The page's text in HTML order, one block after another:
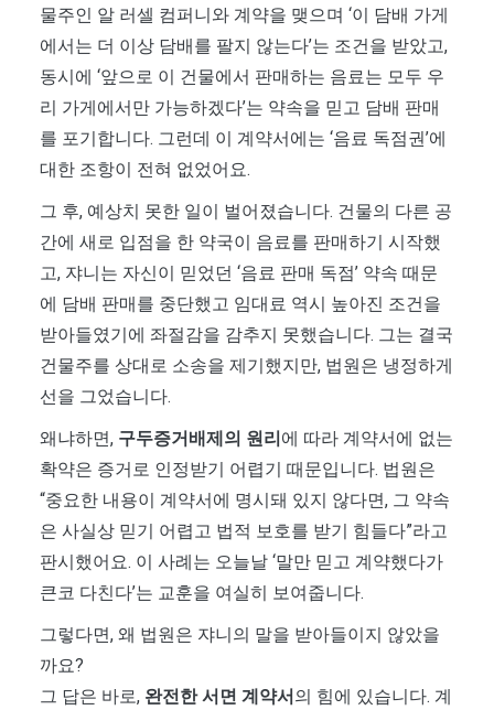
물주인 알 러셀 컴퍼니와 계약을 맺으며 ‘이 담배 가게
에서는 더 이상 담배를 팔지 않는다’는 조건을 받았고,
동시에 ‘앞으로 이 건물에서 판매하는 음료는 모두 우
리 가게에서만 가능하겠다’는 약속을 믿고 담배 판매
를 포기합니다. 그런데 이 계약서에는 ‘음료 독점권’에
대한 조항이 전혀 없었어요.
그 후, 예상치 못한 일이 벌어졌습니다. 건물의 다른 공
간에 새로 입점을 한 약국이 음료를 판매하기 시작했
고, 쟈니는 자신이 믿었던 ‘음료 판매 독점’ 약속 때문
에 담배 판매를 중단했고 임대료 역시 높아진 조건을
받아들였기에 좌절감을 감추지 못했습니다. 그는 결국
건물주를 상대로 소송을 제기했지만, 법원은 냉정하게
선을 그었습니다.
왜냐하면, 구두증거배제의 원리 에 따라 계약서에 없는
확약은 증거로 인정받기 어렵기 때문입니다. 법원은
“중요한 내용이 계약서에 명시돼 있지 않다면, 그 약속
은 사실상 믿기 어렵고 법적 보호를 받기 힘들다”라고
판시했어요. 이 사례는 오늘날 ‘말만 믿고 계약했다가
큰코 다친다’는 교훈을 여실히 보여줍니다.
그렇다면, 왜 법원은 쟈니의 말을 받아들이지 않았을
까요?
그 답은 바로, 완전한 서면 계약서 의 힘에 있습니다. 계